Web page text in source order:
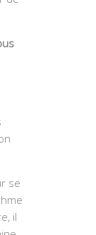
se
il